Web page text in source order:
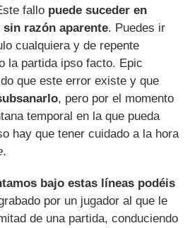
fallo puede suceder en
razón aparente. Puedes ir
cualquiera y de repente
la partida ipso facto. Epic
que este error existe y que
, pero por el momento
temporal en la que pueda
hay que tener cuidado a la hora
.
bajo estas líneas podéis
por un jugador al que le
de una partida, conduciendo